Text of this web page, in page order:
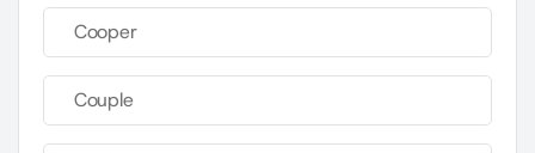
Cooper
Couple